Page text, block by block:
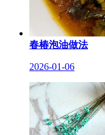
春椿泡油做法
2026-01-06